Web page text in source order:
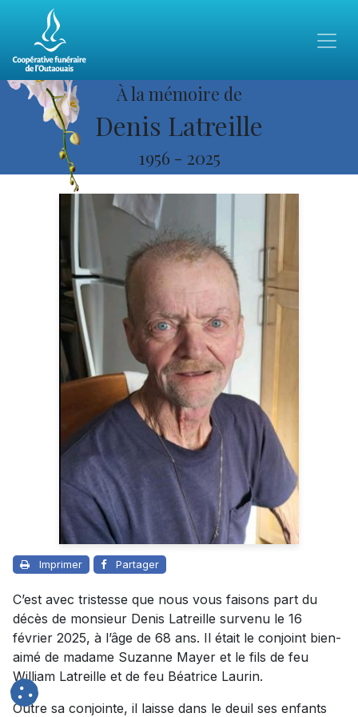
À la mémoire de
Denis Latreille
1956 - 2025
Imprimer Partager
C’est avec tristesse que nous vous faisons part du
décès de monsieur Denis Latreille survenu le 16
février 2025, à l’âge de 68 ans. Il était le conjoint bien-
aimé de madame Suzanne Mayer et le fils de feu
William Latreille et de feu Béatrice Laurin.
Outre sa conjointe, il laisse dans le deuil ses enfants